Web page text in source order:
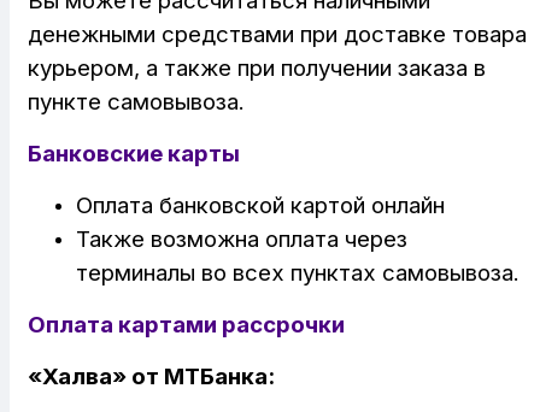
денежными средствами при доставке товара
курьером, а также при получении заказа в
пункте самовывоза.
Банковские карты
Оплата банковской картой онлайн
Также возможна оплата через
терминалы во всех пунктах самовывоза.
Оплата картами рассрочки
«Халва» от МТБанка: